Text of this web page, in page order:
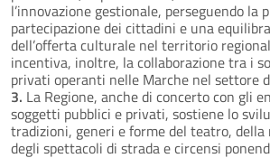
l’innovazione gestionale, perseguendo la
partecipazione dei cittadini e una
dell’offerta culturale nel territorio
incentiva, inoltre, la collaborazione tra i
privati operanti nelle Marche nel settore
3. La Regione, anche di concerto con gli
soggetti pubblici e privati, sostiene lo
tradizioni, generi e forme del teatro, della
degli spettacoli di strada e circensi